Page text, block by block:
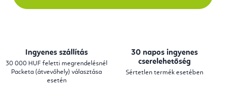
Ingyenes szállítás
30 000 HUF feletti megrendelésnél
Packeta (átvevőhely) választása
esetén
30 napos ingyenes
cserelehetőség
Sértetlen termék esetében